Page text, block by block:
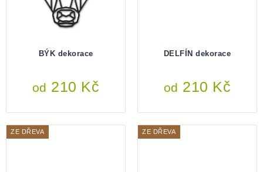
BÝK dekorace
od 210 Kč
DELFÍN dekorace
od 210 Kč
ZE DŘEVA ZE DŘEVA